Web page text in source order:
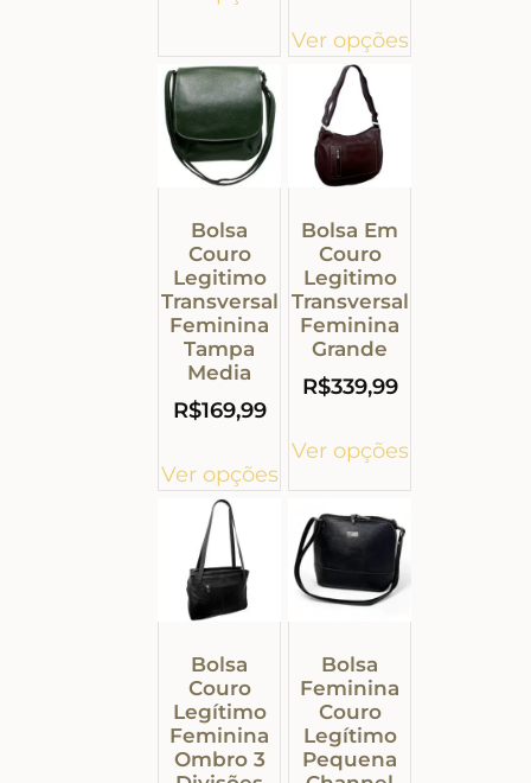
Ver opções
Bolsa
Couro
Legitimo
Transversal
Feminina
Tampa
Media
R$169,99
Ver opções
Bolsa Em
Couro
Legitimo
Transversal
Feminina
Grande
R$339,99
Ver opções
Bolsa
Couro
Legítimo
Feminina
Ombro 3
Bolsa
Feminina
Couro
Legítimo
Pequena